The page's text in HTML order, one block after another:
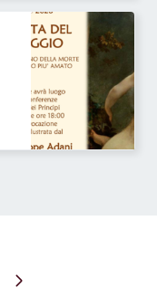
successiva